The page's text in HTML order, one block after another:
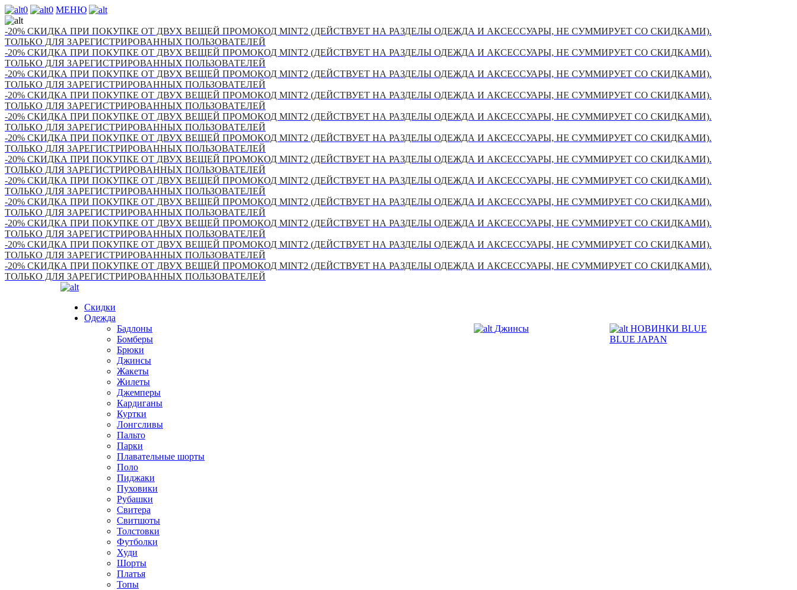
0 0 МЕНЮ
-20% СКИДКА ПРИ ПОКУПКЕ ОТ ДВУХ ВЕЩЕЙ ПРОМОКОД MINT2 (ДЕЙСТВУЕТ НА РАЗДЕЛЫ ОДЕЖДА И АКСЕССУАРЫ, НЕ СУММИРУЕТ СО СКИДКАМИ).
ТОЛЬКО ДЛЯ ЗАРЕГИСТРИРОВАННЫХ ПОЛЬЗОВАТЕЛЕЙ
-20% СКИДКА ПРИ ПОКУПКЕ ОТ ДВУХ ВЕЩЕЙ ПРОМОКОД MINT2 (ДЕЙСТВУЕТ НА РАЗДЕЛЫ ОДЕЖДА И АКСЕССУАРЫ, НЕ СУММИРУЕТ СО СКИДКАМИ).
ТОЛЬКО ДЛЯ ЗАРЕГИСТРИРОВАННЫХ ПОЛЬЗОВАТЕЛЕЙ
-20% СКИДКА ПРИ ПОКУПКЕ ОТ ДВУХ ВЕЩЕЙ ПРОМОКОД MINT2 (ДЕЙСТВУЕТ НА РАЗДЕЛЫ ОДЕЖДА И АКСЕССУАРЫ, НЕ СУММИРУЕТ СО СКИДКАМИ).
ТОЛЬКО ДЛЯ ЗАРЕГИСТРИРОВАННЫХ ПОЛЬЗОВАТЕЛЕЙ
-20% СКИДКА ПРИ ПОКУПКЕ ОТ ДВУХ ВЕЩЕЙ ПРОМОКОД MINT2 (ДЕЙСТВУЕТ НА РАЗДЕЛЫ ОДЕЖДА И АКСЕССУАРЫ, НЕ СУММИРУЕТ СО СКИДКАМИ).
ТОЛЬКО ДЛЯ ЗАРЕГИСТРИРОВАННЫХ ПОЛЬЗОВАТЕЛЕЙ
-20% СКИДКА ПРИ ПОКУПКЕ ОТ ДВУХ ВЕЩЕЙ ПРОМОКОД MINT2 (ДЕЙСТВУЕТ НА РАЗДЕЛЫ ОДЕЖДА И АКСЕССУАРЫ, НЕ СУММИРУЕТ СО СКИДКАМИ).
ТОЛЬКО ДЛЯ ЗАРЕГИСТРИРОВАННЫХ ПОЛЬЗОВАТЕЛЕЙ
-20% СКИДКА ПРИ ПОКУПКЕ ОТ ДВУХ ВЕЩЕЙ ПРОМОКОД MINT2 (ДЕЙСТВУЕТ НА РАЗДЕЛЫ ОДЕЖДА И АКСЕССУАРЫ, НЕ СУММИРУЕТ СО СКИДКАМИ).
ТОЛЬКО ДЛЯ ЗАРЕГИСТРИРОВАННЫХ ПОЛЬЗОВАТЕЛЕЙ
-20% СКИДКА ПРИ ПОКУПКЕ ОТ ДВУХ ВЕЩЕЙ ПРОМОКОД MINT2 (ДЕЙСТВУЕТ НА РАЗДЕЛЫ ОДЕЖДА И АКСЕССУАРЫ, НЕ СУММИРУЕТ СО СКИДКАМИ).
ТОЛЬКО ДЛЯ ЗАРЕГИСТРИРОВАННЫХ ПОЛЬЗОВАТЕЛЕЙ
-20% СКИДКА ПРИ ПОКУПКЕ ОТ ДВУХ ВЕЩЕЙ ПРОМОКОД MINT2 (ДЕЙСТВУЕТ НА РАЗДЕЛЫ ОДЕЖДА И АКСЕССУАРЫ, НЕ СУММИРУЕТ СО СКИДКАМИ).
ТОЛЬКО ДЛЯ ЗАРЕГИСТРИРОВАННЫХ ПОЛЬЗОВАТЕЛЕЙ
-20% СКИДКА ПРИ ПОКУПКЕ ОТ ДВУХ ВЕЩЕЙ ПРОМОКОД MINT2 (ДЕЙСТВУЕТ НА РАЗДЕЛЫ ОДЕЖДА И АКСЕССУАРЫ, НЕ СУММИРУЕТ СО СКИДКАМИ).
ТОЛЬКО ДЛЯ ЗАРЕГИСТРИРОВАННЫХ ПОЛЬЗОВАТЕЛЕЙ
-20% СКИДКА ПРИ ПОКУПКЕ ОТ ДВУХ ВЕЩЕЙ ПРОМОКОД MINT2 (ДЕЙСТВУЕТ НА РАЗДЕЛЫ ОДЕЖДА И АКСЕССУАРЫ, НЕ СУММИРУЕТ СО СКИДКАМИ).
ТОЛЬКО ДЛЯ ЗАРЕГИСТРИРОВАННЫХ ПОЛЬЗОВАТЕЛЕЙ
-20% СКИДКА ПРИ ПОКУПКЕ ОТ ДВУХ ВЕЩЕЙ ПРОМОКОД MINT2 (ДЕЙСТВУЕТ НА РАЗДЕЛЫ ОДЕЖДА И АКСЕССУАРЫ, НЕ СУММИРУЕТ СО СКИДКАМИ).
ТОЛЬКО ДЛЯ ЗАРЕГИСТРИРОВАННЫХ ПОЛЬЗОВАТЕЛЕЙ
-20% СКИДКА ПРИ ПОКУПКЕ ОТ ДВУХ ВЕЩЕЙ ПРОМОКОД MINT2 (ДЕЙСТВУЕТ НА РАЗДЕЛЫ ОДЕЖДА И АКСЕССУАРЫ, НЕ СУММИРУЕТ СО СКИДКАМИ).
ТОЛЬКО ДЛЯ ЗАРЕГИСТРИРОВАННЫХ ПОЛЬЗОВАТЕЛЕЙ
Скидки
Одежда
Бадлоны
Бомберы
Брюки
Джинсы
Жакеты
Жилеты
Джемперы
Кардиганы
Куртки
Лонгсливы
Пальто
Парки
Плавательные шорты
Поло
Пиджаки
Пуховики
Рубашки
Свитера
Свитшоты
Толстовки
Футболки
Худи
Шорты
Платья
Топы
Джинсы
НОВИНКИ BLUE
BLUE JAPAN